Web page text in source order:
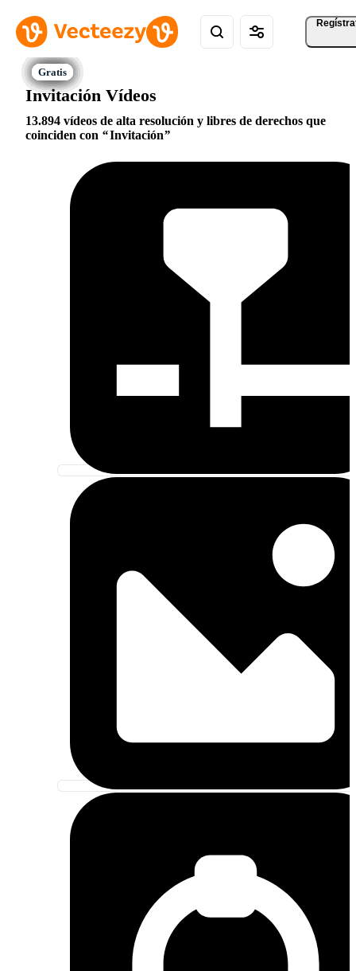
Invitación Vídeos
13.894 vídeos de alta resolución y libres de derechos que
coinciden con
Invitación